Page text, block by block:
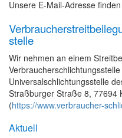
Unsere E-Mail-Adresse
stelle
Wir nehmen an einem
Universalschlichtungsstelle
Straßburger Straße 8, 77694
(https://www.verbraucher-
Aktuell